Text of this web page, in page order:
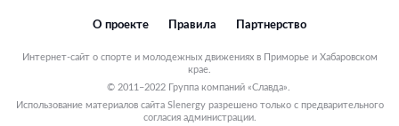
О проекте Правила Партнерство
Интернет-сайт о спорте и молодежных движениях в Приморье и Хабаровском
крае.
© 2011–2022 Группа компаний «Славда».
Использование материалов сайта Slenergy разрешено только с предварительного
согласия администрации.